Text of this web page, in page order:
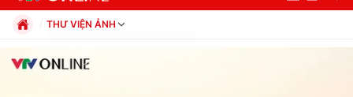
THƯ VIỆN ẢNH
Xã hội